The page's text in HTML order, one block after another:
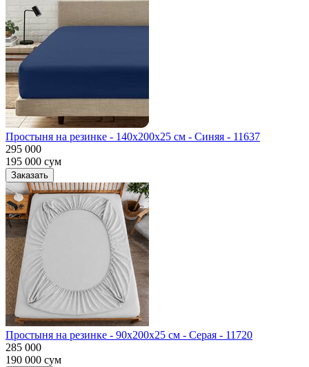
Простыня на резинке - 140x200x25 cм - Синяя - 11637
295 000
195 000 сум
Заказать
Простыня на резинке - 90x200x25 cм - Серая - 11720
285 000
190 000 сум